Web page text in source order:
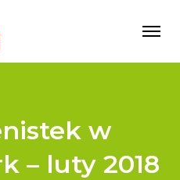
w
– luty 2018